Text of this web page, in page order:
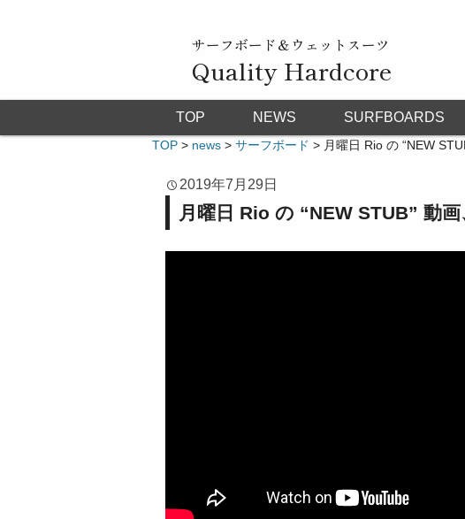
サーフボード＆ウェットスーツ
Quality Hardcore
TOP NEWS SURFBOARDS
TOP > news > サーフボード > 月曜日 Rio の “NEW
2019年7月29日
月曜日 Rio の “NEW STUB” 動